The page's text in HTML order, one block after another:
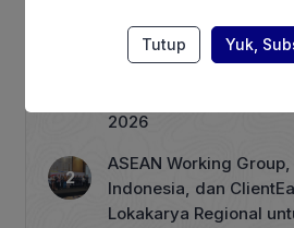
Berita Terpopuler
2026
ASEAN Working Group,
Indonesia, dan
Lokakarya Regional
Tutup Yuk,